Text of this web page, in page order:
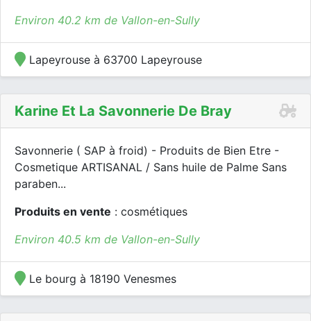
Environ 40.2 km de Vallon-en-Sully
Lapeyrouse à 63700 Lapeyrouse
Karine Et La Savonnerie De Bray
Savonnerie ( SAP à froid) - Produits de Bien Etre -
Cosmetique ARTISANAL / Sans huile de Palme Sans
paraben...
Produits en vente : cosmétiques
Environ 40.5 km de Vallon-en-Sully
Le bourg à 18190 Venesmes